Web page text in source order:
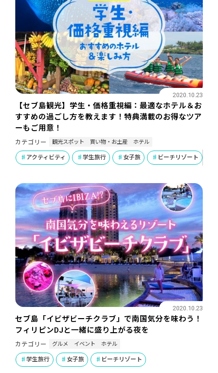
【セブ島観光】学生・価格重視編：最適なホテル＆お
すすめの過ごし方を教えます！特典満載のお得なツア
ーもご用意！
2020.10.23
カテゴリー 観光スポット 買い物・お土産 ホテル
アクティビティ 学生旅行 女子旅 ビーチリゾート
セブ島「イビザビーチクラブ」で南国気分を味わう！
フィリピンDJと一緒に盛り上がる夜を
2020.10.23
カテゴリー グルメ イベント ホテル
学生旅行 女子旅 ビーチリゾート